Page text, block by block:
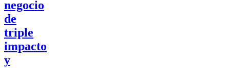
negocio
de
triple
impacto
y